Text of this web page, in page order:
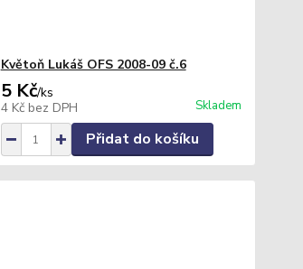
Květoň Lukáš OFS 2008-09 č.6
5 Kč/ks
4 Kč bez DPH Skladem
Přidat do košíku